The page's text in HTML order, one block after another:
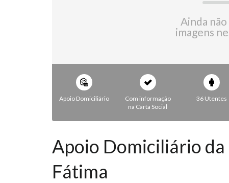
Ainda
imagens
Apoio Domiciliário
Com informação
na Carta Social
36 Utentes
Apoio Domiciliário da
Fátima